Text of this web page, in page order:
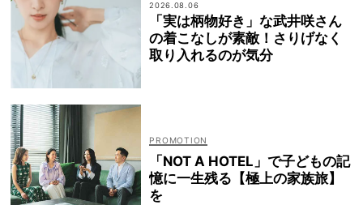
2026.08.06
「実は柄物好き」な武井咲さん
の着こなしが素敵！さりげなく
取り入れるのが気分
「NOT A HOTEL」で子どもの記
憶に一生残る【極上の家族旅】
を